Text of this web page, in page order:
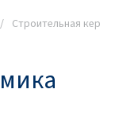
Cтроительная